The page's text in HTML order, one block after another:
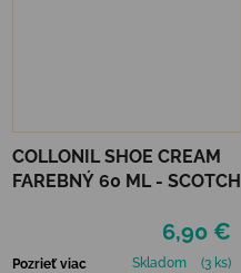
COLLONIL SHOE CREAM
FAREBNÝ 60 ML - SCOTCH
6,90 €
Pozrieť viac Skladom (3 ks)